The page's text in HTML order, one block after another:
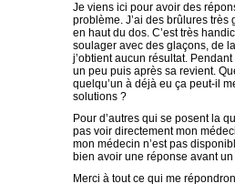
Je viens ici pour avoir des
problème. J’ai des brûlures
en haut du dos. C’est très
soulager avec des glaçons, de
j’obtient aucun résultat.
un peu puis après sa revient.
quelqu’un à déjà eu ça peut-il
solutions ?
Pour d’autres qui se posent la
pas voir directement mon
mon médecin n’est pas
bien avoir une réponse avant
Merci à tout ce qui me